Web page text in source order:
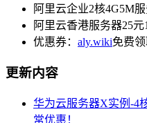
阿里云企业2核4G5M
阿里云香港服务器25
优惠券： aly.wiki免费
更新内容
华为云服务器X实例-4
常优惠！